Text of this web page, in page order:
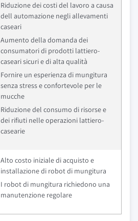
Riduzione dei costi del lavoro a causa
dell automazione negli allevamenti
caseari
Aumento della domanda dei
consumatori di prodotti lattiero-
caseari sicuri e di alta qualità
Fornire un esperienza di mungitura
senza stress e confortevole per le
mucche
Riduzione del consumo di risorse e
dei rifiuti nelle operazioni lattiero-
casearie
Alto costo iniziale di acquisto e
installazione di robot di mungitura
I robot di mungitura richiedono una
manutenzione regolare